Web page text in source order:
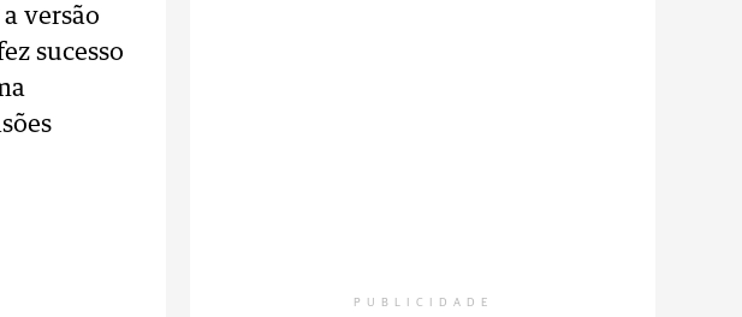
versão
sucesso
PUBLICIDADE